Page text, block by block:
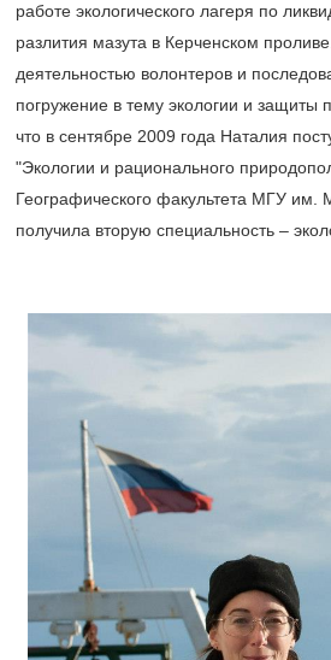
работе экологического лагеря по
разлития мазута в Керченском
деятельностью волонтеров и
погружение в тему экологии и защиты
что в сентябре 2009 года Наталия
"Экологии и рационального
Географического факультета МГУ им.
получила вторую специальность –